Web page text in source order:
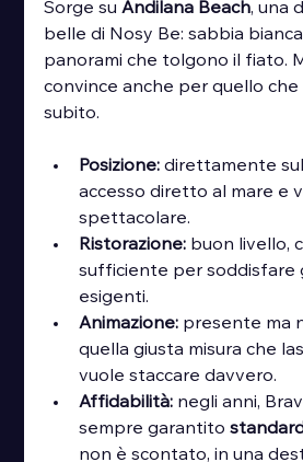
Sorge su Andilana Beach, una
belle di Nosy Be: sabbia
panorami che tolgono il fiato.
convince anche per quello che
subito.
Posizione: direttamente
accesso diretto al mare e
spettacolare.
Ristorazione: buon livello,
sufficiente per soddisfare
esigenti.
Animazione: presente ma
quella giusta misura che
vuole staccare davvero.
Affidabilità: negli anni,
sempre garantito
non è scontato, in una